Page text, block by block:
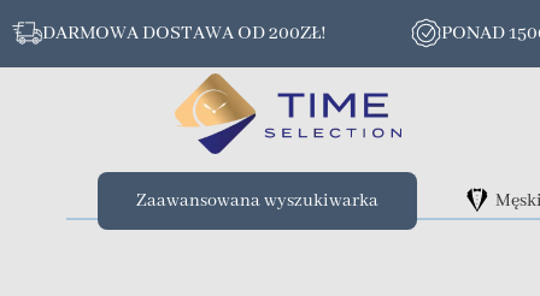
DARMOWA DOSTAWA OD 200ZŁ! PONAD
Zaawansowana wyszukiwarka